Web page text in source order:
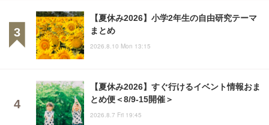
【夏休み2026】小学2年生の自由研究テーマ
まとめ
2026.8.10 Mon 13:15
【夏休み2026】すぐ行けるイベント情報おま
とめ便＜8/9-15開催＞
2026.8.7 Fri 19:45